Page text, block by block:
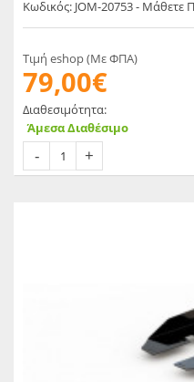
Κωδικός: JOM-20753 - Μάθετε
Τιμή eshop (Με ΦΠΑ)
79,00€
Διαθεσιμότητα:
Άμεσα Διαθέσιμο